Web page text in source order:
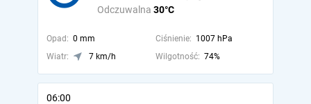
Odczuwalna 30°C
Opad: 0 mm Ciśnienie: 1007 hPa
Wiatr:
7 km/h Wilgotność: 74%
06:00